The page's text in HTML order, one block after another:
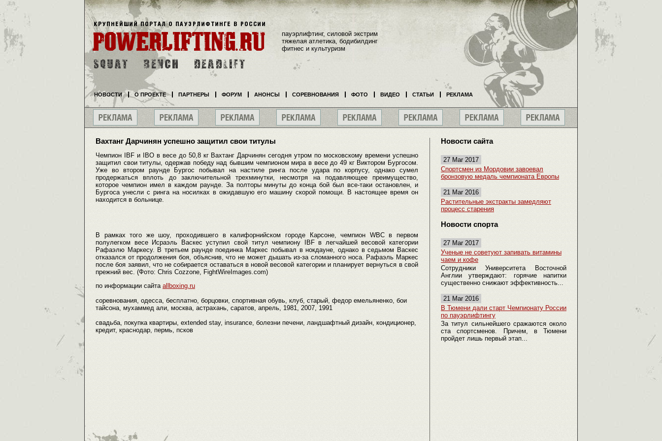
Вахтанг Дарчинян успешно защитил свои титулы
Чемпион IBF и IBO в весе до 50,8 кг Вахтанг Дарчинян сегодня утром по московскому времени успешно
защитил свои титулы, одержав победу над бывшим чемпионом мира в весе до 49 кг Виктором Бургосом.
Уже во втором раунде Бургос побывал на настиле ринга после удара по корпусу, однако сумел
продержаться вплоть до заключительной трехминутки, несмотря на подавляющее преимущество,
которое чемпион имел в каждом раунде. За полторы минуты до конца бой был все-таки остановлен, и
Бургоса унесли с ринга на носилках в ожидавшую его машину скорой помощи. В настоящее время он
находится в больнице.
В рамках того же шоу, проходившего в калифорнийском городе Карсоне, чемпион WBC в первом
полулегком весе Исраэль Васкес уступил свой титул чемпиону IBF в легчайшей весовой категории
Рафаэлю Маркесу. В третьем раунде поединка Маркес побывал в нокдауне, однако в седьмом Васкес
отказался от продолжения боя, объяснив, что не может дышать из-за сломанного носа. Рафаэль Маркес
после боя заявил, что не собирается оставаться в новой весовой категории и планирует вернуться в свой
прежний вес. (Фото: Chris Cozzone, FightWireImages.com)
по информации сайта allboxing.ru
соревнования, одесса, бесплатно, борцовки, спортивная обувь, клуб, старый, федор емельяненко, бои
тайсона, мухаммед али, москва, астрахань, саратов, апрель, 1981, 2007, 1991
свадьба, покупка квартиры, extended stay, insurance, болезни печени, ландшафтный дизайн, кондиционер,
кредит, краснодар, пермь, псков
Новости сайта
27 Mar 2017
Спортсмен из Мордовии завоевал
бронзовую медаль чемпионата Европы
21 Mar 2016
Растительные экстракты замедляют
процесс старения
Новости спорта
27 Mar 2017
Ученые не советуют запивать витамины
чаем и кофе
Сотрудники Университета Восточной
Англии утверждают: горячие напитки
существенно снижают эффективность...
21 Mar 2016
В Тюмени дали старт Чемпионату России
по пауэрлифтингу
За титул сильнейшего сражаются около
ста спортсменов. Причем, в Тюмени
пройдет лишь первый этап...
пауэрлифтинг, силовой экстрим
тяжелая атлетика, бодибилдинг
фитнес и культуризм
НОВОСТИ О ПРОЕКТЕ ПАРТНЕРЫ ФОРУМ АНОНСЫ СОРЕВНОВАНИЯ ФОТО ВИДЕО СТАТЬИ РЕКЛАМА